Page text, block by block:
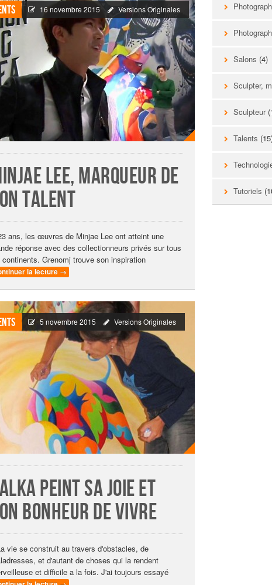
16 novembre 2015 Versions Originales
Lee, marqueur de
talent
ans, les œuvres de Minjae Lee ont atteint une
réponse avec des collectionneurs privés sur tous
continents. Grenomj trouve son inspiration
la lecture →
5 novembre 2015 Versions Originales
peint sa joie et
bonheur de vivre
vie se construit au travers d'obstacles, de
et d'autant de choses qui la rendent
et difficile a la fois. J'ai toujours essayé
Salons (4)
Sculpter,
Sculpteur
Talents
Tutoriels